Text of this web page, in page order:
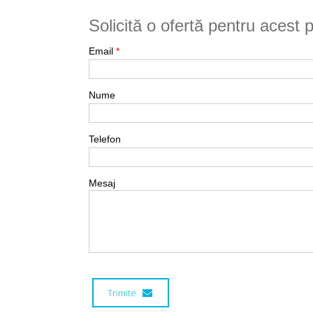
Solicită o ofertă pentru acest
Email *
Nume
Telefon
Mesaj